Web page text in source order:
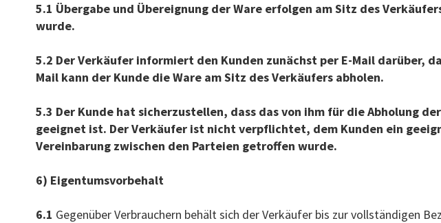
5.1 Übergabe und Übereignung der Ware erfolgen am Sitz des
wurde.
5.2 Der Verkäufer informiert den Kunden zunächst per E-Mail darüber,
Mail kann der Kunde die Ware am Sitz des Verkäufers abholen.
5.3 Der Kunde hat sicherzustellen, dass das von ihm für die Abholung
geeignet ist. Der Verkäufer ist nicht verpflichtet, dem Kunden ein
Vereinbarung zwischen den Parteien getroffen wurde.
6) Eigentumsvorbehalt
6.1 Gegenüber Verbrauchern behält sich der Verkäufer bis zur vollständigen